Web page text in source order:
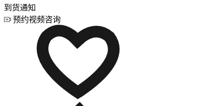
到货通知
预约视频咨询